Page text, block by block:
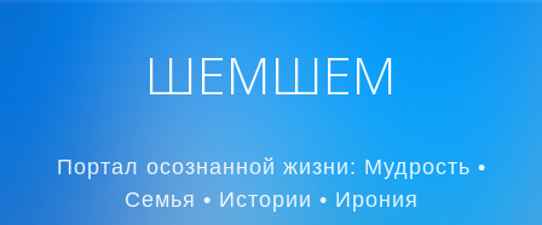
ШЕМШЕМ
Портал осознанной жизни: Мудрость •
Семья • Истории • Ирония